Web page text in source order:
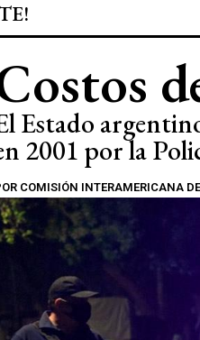
Estado
2001 por la
COMISIÓN INTERAMERICANA